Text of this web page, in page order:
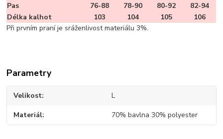
Pas
76-88 78-90 80-92
82-94
Délka kalhot
103 104 105
106
Při prvním praní je sráženlivost materiálu 3%.
Parametry
Velikost L
Materiál 70% bavlna 30% polyester